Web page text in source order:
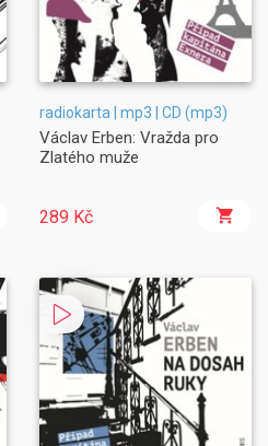
radiokarta | mp3 | CD (mp3)
Václav Erben: Vražda pro
Zlatého muže
289 Kč